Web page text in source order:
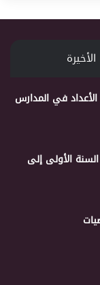
الأخيرة
في المدارس
الأولى إلى